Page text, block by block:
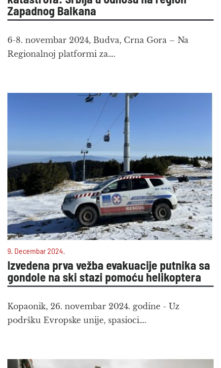
Zapadnog Balkana
6-8. novembar 2024, Budva, Crna Gora – Na
Regionalnoj platformi za….
9. Decembar 2024.
Izvedena prva vežba evakuacije putnika sa
gondole na ski stazi pomoću helikoptera
Kopaonik, 26. novembar 2024. godine - Uz
podršku Evropske unije, spasioci….